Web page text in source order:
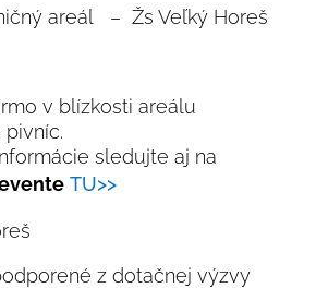
areál – Žs Veľký Horeš
v blízkosti areálu
sledujte aj na
TU>>
z dotačnej výzvy